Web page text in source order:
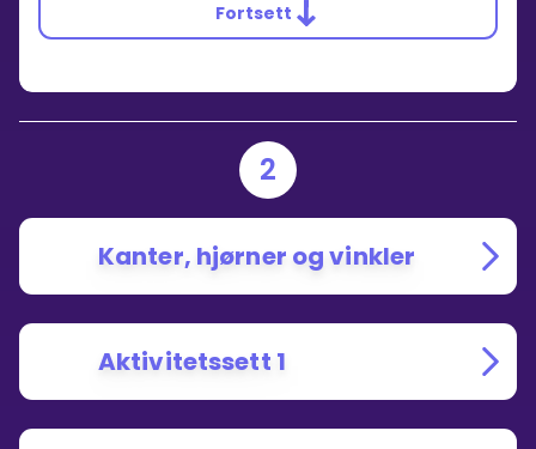
Fortsett
2
Kanter, hjørner og vinkler
Aktivitetssett 1